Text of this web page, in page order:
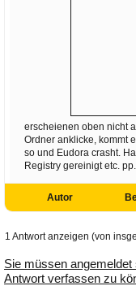
erscheienen oben nicht
Ordner anklicke, kommt
so und Eudora crasht.
Registry gereinigt etc.
Autor
1 Antwort anzeigen (von
Sie müssen
Antwort verfassen zu